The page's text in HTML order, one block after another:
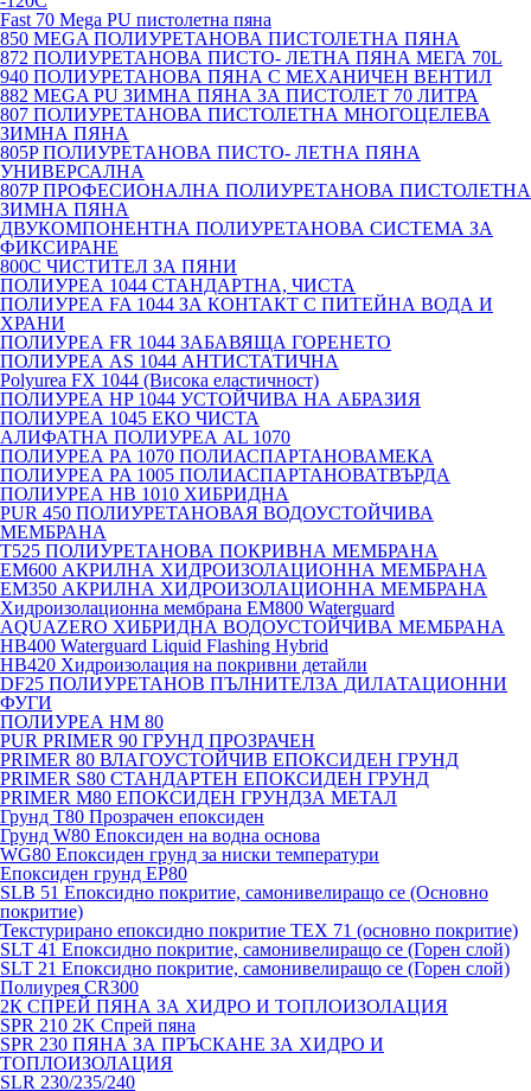
Fast 70 Mega PU пистолетна пяна
850 MEGA ПОЛИУРЕТАНОВА ПИСТОЛЕТНА ПЯНА
872 ПОЛИУРЕТАНОВА ПИСТО- ЛЕТНА ПЯНА МЕГА 70L
940 ПОЛИУРЕТАНОВА ПЯНА С МЕХАНИЧЕН ВЕНТИЛ
882 MEGA PU ЗИМНА ПЯНА ЗА ПИСТОЛЕТ 70 ЛИТРА
807 ПОЛИУРЕТАНОВА ПИСТОЛЕТНА МНОГОЦЕЛЕВА
ЗИМНА ПЯНА
805P ПОЛИУРЕТАНОВА ПИСТО- ЛЕТНА ПЯНА
УНИВЕРСАЛНА
807P ПРОФЕСИОНАЛНА ПОЛИУРЕТАНОВА ПИСТОЛЕТНА
ЗИМНА ПЯНА
ДВУКОМПОНЕНТНА ПОЛИУРЕТАНОВА СИСТЕМА ЗА
ФИКСИРАНЕ
800C ЧИСТИТЕЛ ЗА ПЯНИ
ПОЛИУРЕА 1044 СТАНДАРТНА, ЧИСТА
ПОЛИУРЕА FA 1044 ЗА КОНТАКТ С ПИТЕЙНА ВОДА И
ХРАНИ
ПОЛИУРЕА FR 1044 ЗАБАВЯЩА ГОРЕНЕТО
ПОЛИУРЕА AS 1044 АНТИСТАТИЧНА
Polyurea FX 1044 (Висока еластичност)
ПОЛИУРЕА HP 1044 УСТОЙЧИВА НА АБРАЗИЯ
ПОЛИУРЕА 1045 ЕКО ЧИСТА
АЛИФАТНА ПОЛИУРЕА AL 1070
ПОЛИУРЕА PA 1070 ПОЛИАСПАРТАНОВАМЕКА
ПОЛИУРЕА PA 1005 ПОЛИАСПАРТАНОВАТВЪРДА
ПОЛИУРЕА HB 1010 ХИБРИДНА
PUR 450 ПОЛИУРЕТАНОВАЯ ВОДОУСТОЙЧИВА
МЕМБРАНА
T525 ПОЛИУРЕТАНОВА ПОКРИВНА МЕМБРАНА
EM600 АКРИЛНА ХИДРОИЗОЛАЦИОННА МЕМБРАНА
EM350 АКРИЛНА ХИДРОИЗОЛАЦИОННА МЕМБРАНА
Хидроизолационна мембрана EM800 Waterguard
AQUAZERO ХИБРИДНА ВОДОУСТОЙЧИВА МЕМБРАНА
HB400 Waterguard Liquid Flashing Hybrid
HB420 Хидроизолация на покривни детайли
DF25 ПОЛИУРЕТАНОВ ПЪЛНИТЕЛЗА ДИЛАТАЦИОННИ
ФУГИ
ПОЛИУРЕА HM 80
PUR PRIMER 90 ГРУНД ПРОЗРАЧЕН
PRIMER 80 ВЛАГОУСТОЙЧИВ ЕПОКСИДЕН ГРУНД
PRIMER S80 СТАНДАРТЕН ЕПОКСИДЕН ГРУНД
PRIMER M80 ЕПОКСИДЕН ГРУНДЗА МЕТАЛ
Грунд Т80 Прозрачен епоксиден
Грунд W80 Епоксиден на водна основа
WG80 Епоксиден грунд за ниски температури
Епоксиден грунд EP80
SLB 51 Епоксидно покритие, самонивелиращо се (Основно
покритие)
Текстурирано епоксидно покритие TEX 71 (основно покритие)
SLT 41 Епоксидно покритие, самонивелиращо се (Горен слой)
SLT 21 Епоксидно покритие, самонивелиращо се (Горен слой)
Полиурея CR300
2К СПРЕЙ ПЯНА ЗА ХИДРО И ТОПЛОИЗОЛАЦИЯ
SPR 210 2K Спрей пяна
SPR 230 ПЯНА ЗА ПРЪСКАНЕ ЗА ХИДРО И
ТОПЛОИЗОЛАЦИЯ
SLR 230/235/240